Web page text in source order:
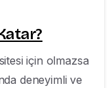
için olmazsa
deneyimli ve